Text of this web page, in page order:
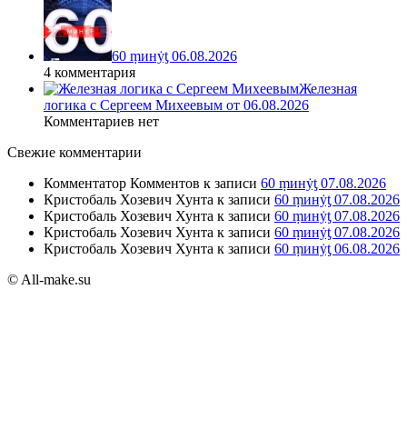
60 ṃинẏƫ 06.08.2026
4 комментария
Железная
логика с Сергеем Михеевым от 06.08.2026
Комментариев нет
Свежие комментарии
Комментатор Комментов к записи 60 ṃинẏƫ 07.08.2026
Кристобаль Хозевич Хунта к записи 60 ṃинẏƫ 07.08.2026
Кристобаль Хозевич Хунта к записи 60 ṃинẏƫ 07.08.2026
Кристобаль Хозевич Хунта к записи 60 ṃинẏƫ 07.08.2026
Кристобаль Хозевич Хунта к записи 60 ṃинẏƫ 06.08.2026
© All-make.su